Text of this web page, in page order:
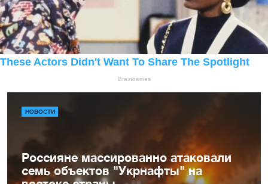
НОВОСТИ
Россияне массированно атаковали
семь объектов "Укрнафты" на